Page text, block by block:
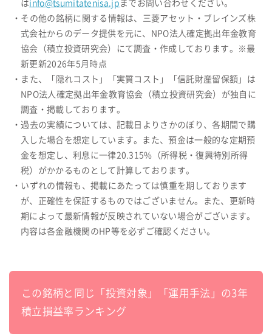
はinfo@tsumitatenisa.jp までお問い合わせください。
・その他の銘柄に関する情報は、三菱アセット・ブレインズ株
式会社からのデータ提供を元に、NPO法人確定拠出年金教育
協会（積立投資研究会）にて調査・作成しております。※最
新更新2026年5月時点
・また、「隠れコスト」「実質コスト」「信託財産留保額」は
NPO法人確定拠出年金教育協会（積立投資研究会）が独自に
調査・掲載しております。
・過去の実績については、記載日よりさかのぼり、各期間で購
入した場合を想定しています。また、預金は一般的な定期預
金を想定し、利息に一律20.315%（所得税・復興特別所得
税）がかかるものとして計算しております。
・いずれの情報も、掲載にあたっては慎重を期しております
が、正確性を保証するものではございません。また、更新時
期によって最新情報が反映されていない場合がございます。
内容は各金融機関のHP等を必ずご確認ください。
この銘柄と同じ「投資対象」「運用手法」の3年
積立損益率ランキング